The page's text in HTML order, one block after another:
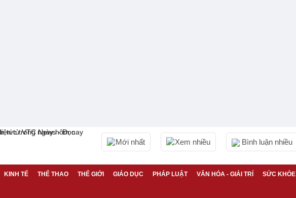
Mới nhất Xem nhiều Bình luận nhiều
KINH TẾ THỂ THAO THẾ GIỚI GIÁO DỤC PHÁP LUẬT VĂN HÓA - GIẢI TRÍ SỨC KHỎE